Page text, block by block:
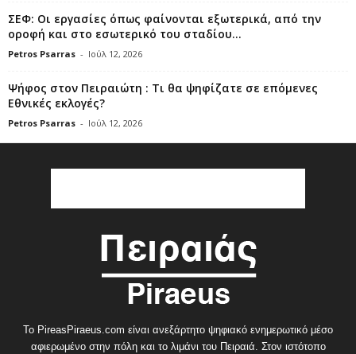
ΣΕΦ: Οι εργασίες όπως φαίνονται εξωτερικά, από την
οροφή και στο εσωτερικό του σταδίου...
Petros Psarras - Ιούλ 12, 2026
Ψήφος στον Πειραιώτη : Τι θα ψηφίζατε σε επόμενες
Εθνικές εκλογές?
Petros Psarras - Ιούλ 12, 2026
Το PireasPiraeus.com είναι ανεξάρτητο ψηφιακό ενημερωτικό μέσο
αφιερωμένο στην πόλη και το λιμάνι του Πειραιά. Στον ιστότοπο